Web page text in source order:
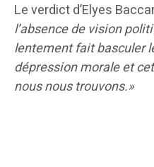
Le verdict d’Elyes
l’absence de vision
lentement fait basculer
dépression morale et
nous nous trouvons.»